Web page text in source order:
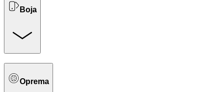
Boja
Oprema